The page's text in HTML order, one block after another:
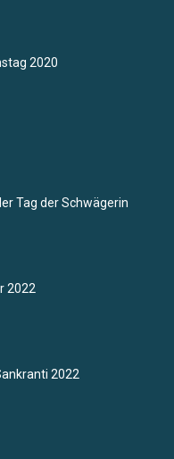
2020
Tag der Schwägerin
2022
2022